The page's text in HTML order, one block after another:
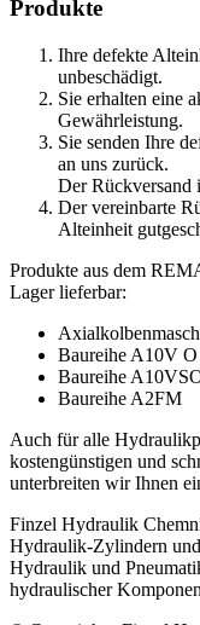
Produkte
Ihre defekte
unbeschädigt.
Sie erhalten eine
Gewährleistung.
Sie senden Ihre
an uns zurück.
Der Rückversand
Der vereinbarte
Alteinheit
Produkte aus dem
Lager lieferbar:
Baureihe A10V
Baureihe
Baureihe A2FM
Auch für alle
kostengünstigen und
unterbreiten wir Ihnen
Finzel Hydraulik
Hydraulik-Zylindern
Hydraulik und
hydraulischer